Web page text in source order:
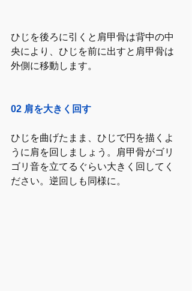
ひじを後ろに引くと肩甲骨は背中の中
央により、ひじを前に出すと肩甲骨は
外側に移動します。
02 肩を大きく回す
ひじを曲げたまま、ひじで円を描くよ
うに肩を回しましょう。肩甲骨がゴリ
ゴリ音を立てるぐらい大きく回してく
ださい。逆回しも同様に。